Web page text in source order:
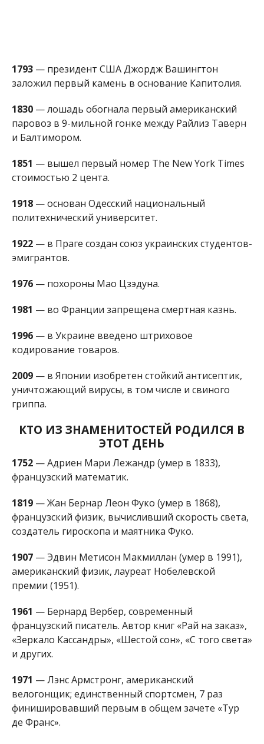
1793— президент США Джордж Вашингтон
заложил первый камень в основание Капитолия.
1830— лошадь обогнала первый американский
паровоз в 9-мильной гонке между Райлиз Таверн
и Балтимором.
1851 — вышел первый номер The New York Times
стоимостью 2 цента.
1918— основан Одесский национальный
политехнический университет.
1922— в Праге создан союз украинских студентов-
эмигрантов.
1976— похороны Мао Цзэдуна.
1981 — во Франции запрещена смертная казнь.
1996— в Украине введено штриховое
кодирование товаров.
2009 — в Японии изобретен стойкий антисептик,
уничтожающий вирусы, в том числе и свиного
гриппа.
КТО ИЗ ЗНАМЕНИТОСТЕЙ РОДИЛСЯ В
ЭТОТ ДЕНЬ
1752— Адриен Мари Лежандр (умер в 1833),
французский математик.
1819— Жан Бернар Леон Фуко (умер в 1868),
французский физик, вычисливший скорость света,
создатель гироскопа и маятника Фуко.
1907— Эдвин Метисон Макмиллан (умер в 1991),
американский физик, лауреат Нобелевской
премии (1951).
1961 — Бернард Вербер, современный
французский писатель. Автор книг «Рай на заказ»,
«Зеркало Кассандры», «Шестой сон», «С того света»
и других.
1971 — Лэнс Армстронг, американский
велогонщик; единственный спортсмен, 7 раз
финишировавший первым в общем зачете «Тур
де Франс».